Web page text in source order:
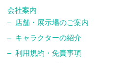
会社案内
店舗・展示場のご案内
キャラクターの紹介
利用規約・免責事項